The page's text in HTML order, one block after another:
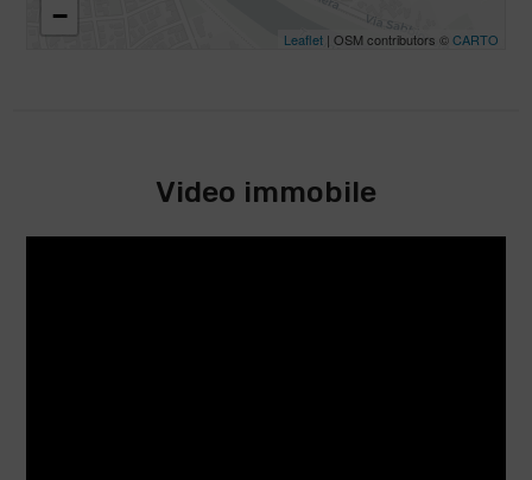
−
Leaflet | OSM contributors ©CARTO
Video immobile